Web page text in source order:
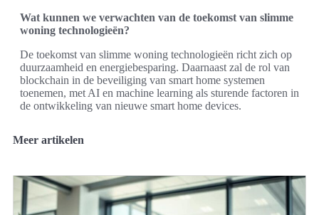
Wat kunnen we verwachten van de toekomst van slimme
woning technologieën?
De toekomst van slimme woning technologieën richt zich op
duurzaamheid en energiebesparing. Daarnaast zal de rol van
blockchain in de beveiliging van smart home systemen
toenemen, met AI en machine learning als sturende factoren in
de ontwikkeling van nieuwe smart home devices.
Meer artikelen